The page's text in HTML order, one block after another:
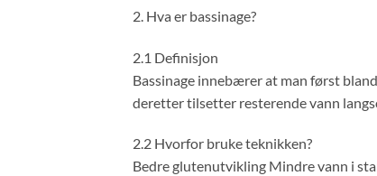
2. Hva er bassinage?
2.1 Definisjon
Bassinage innebærer at man først
deretter tilsetter resterende vann
2.2 Hvorfor bruke teknikken?
Bedre glutenutvikling Mindre vann i